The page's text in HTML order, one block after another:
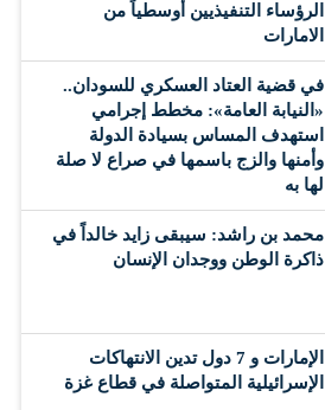
الرؤساء التنفيذيين أوسطياً من
الامارات
في قضية العتاد العسكري للسودان..
«النيابة العامة»: مخطط إجرامي
استهدف المساس بسيادة الدولة
وأمنها والزج باسمها في صراع لا صلة
لها به
محمد بن راشد: سيبقى زايد خالداً في
ذاكرة الوطن ووجدان الإنسان
الإمارات و 7 دول تدين الانتهاكات
الإسرائيلية المتواصلة في قطاع غزة